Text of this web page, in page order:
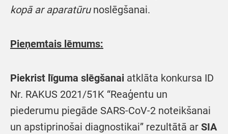
kopā ar aparatūrunoslēgšanai.
Pieņemtais lēmums:
Piekrist līguma slēgšanai atklāta konkursa ID
Nr. RAKUS 2021/51K “Reaģentu un
piederumu piegāde SARS-CoV-2 noteikšanai
un apstiprinošai diagnostikai” rezultātā ar SIA